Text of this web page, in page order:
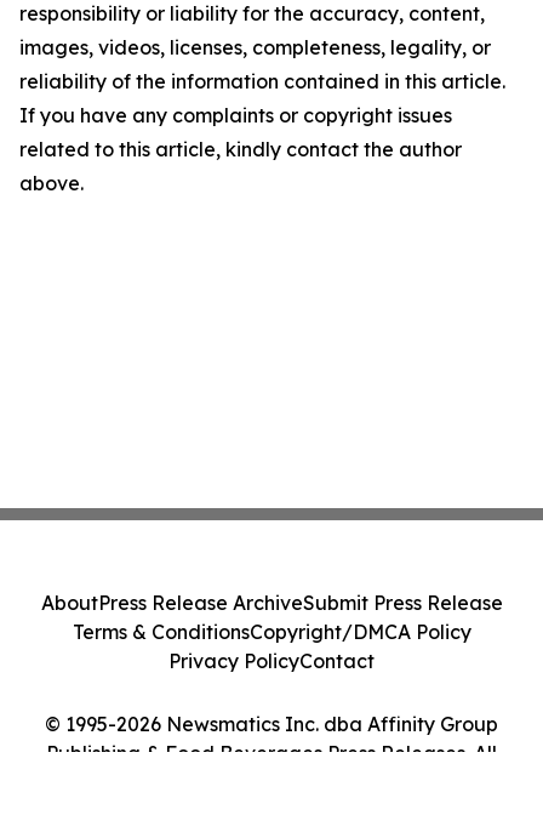
responsibility or liability for the accuracy, content,
images, videos, licenses, completeness, legality, or
reliability of the information contained in this article.
If you have any complaints or copyright issues
related to this article, kindly contact the author
above.
© 1995-2026 Newsmatics Inc. dba Affinity Group
Publishing & Food Beverages Press Releases. All
AboutPress Release ArchiveSubmit Press Release
Terms & ConditionsCopyright/DMCA Policy
Privacy PolicyContact